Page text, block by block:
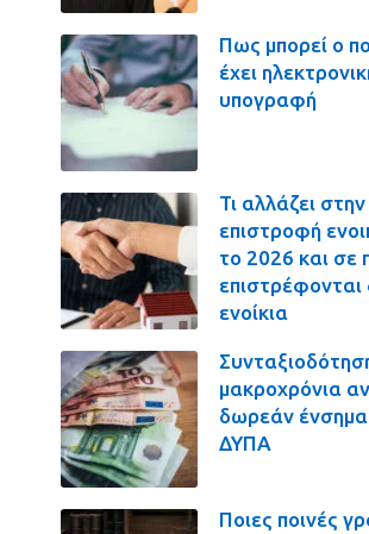
Πως μπορεί ο
έχει
υπογραφή
Τι αλλάζει στην
επιστροφή
το 2026 και σε
επιστρέφονται
ενοίκια
μακροχρόνια
δωρεάν
ΔΥΠΑ
Ποιες ποινές